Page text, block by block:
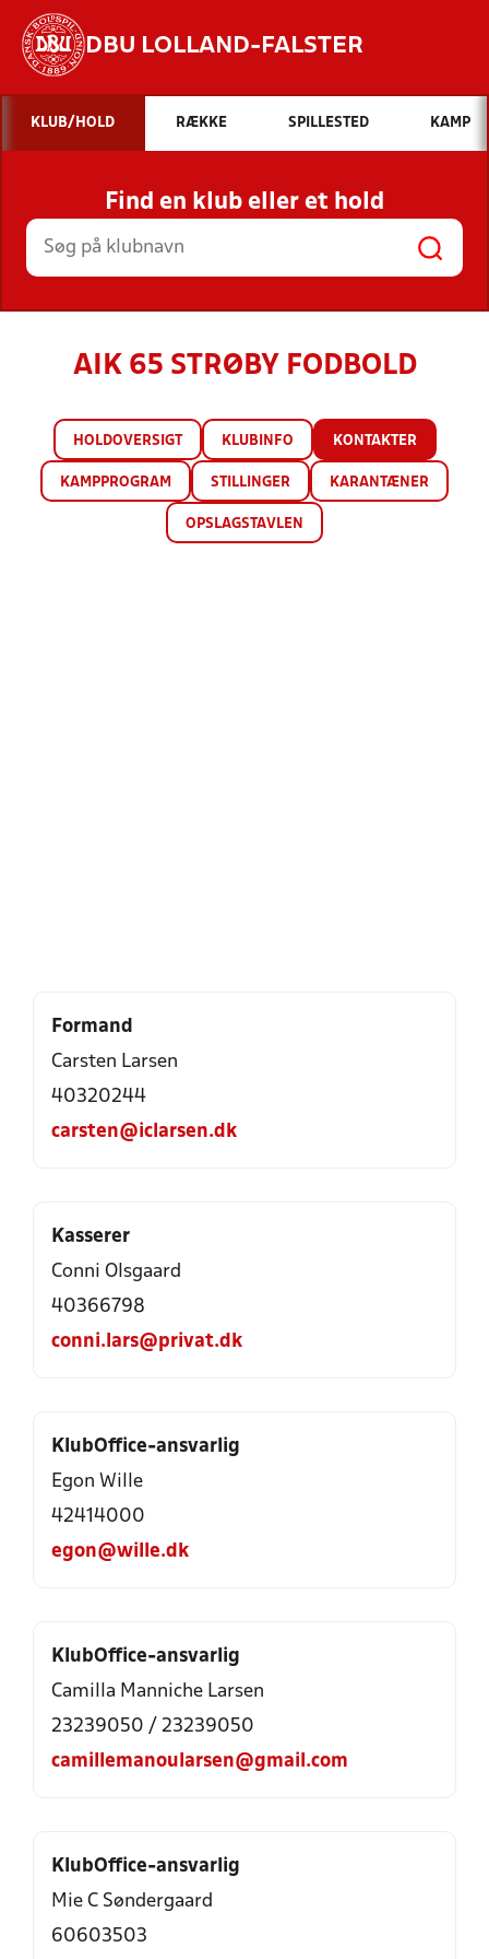
DBU LOLLAND-FALSTER
Hvad vil du søge efter?
INDHOLD OG NYHEDER
STILLINGER, RESULTATER, KLUBBER OG
HOLD
KLUB/HOLD RÆKKE SPILLESTED KAMP
Find en klub eller et hold
AIK 65 STRØBY FODBOLD
HOLDOVERSIGT KLUBINFO KONTAKTER
KAMPPROGRAM STILLINGER KARANTÆNER
OPSLAGSTAVLEN
Formand
Carsten Larsen
40320244
carsten@iclarsen.dk
Kasserer
Conni Olsgaard
40366798
conni.lars@privat.dk
KlubOffice-ansvarlig
Egon Wille
42414000
egon@wille.dk
KlubOffice-ansvarlig
Camilla Manniche Larsen
23239050 / 23239050
camillemanoularsen@gmail.com
KlubOffice-ansvarlig
Mie C Søndergaard
60603503